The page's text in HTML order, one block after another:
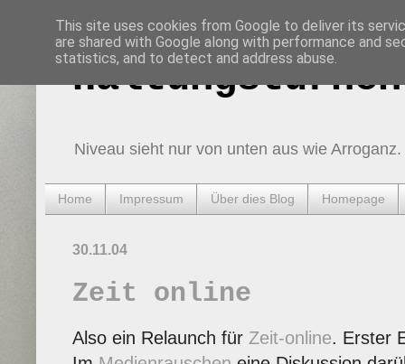
Haltungsturnen
Niveau sieht nur von unten aus wie Arroganz.
Home Impressum Über dies Blog Homepage
30.11.04
Zeit online
Also ein Relaunch für Zeit-online. Erster
This site uses cookies from Google to deliver its
are shared with Google along with performance and
statistics, and to detect and address abuse.